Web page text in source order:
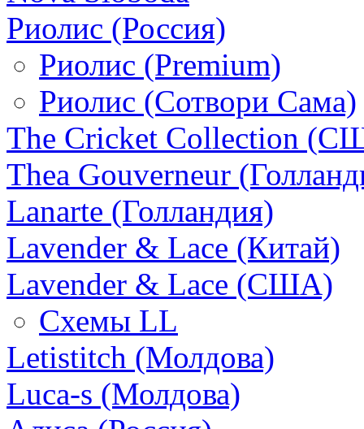
Риолис (Россия)
Риолис (Premium)
Риолис (Сотвори Сама)
The Cricket Collection
Thea Gouverneur
Lanarte (Голландия)
Lavender & Lace (Китай)
Lavender & Lace (США)
Схемы LL
Letistitch (Молдова)
Luca-s (Молдова)